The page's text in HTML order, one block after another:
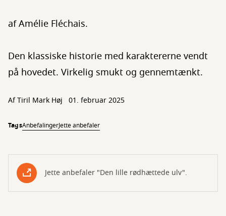
af Amélie Fléchais.
Den klassiske historie med karaktererne vendt
på hovedet. Virkelig smukt og gennemtænkt.
AfTiril Mark Høj 01. februar 2025
TagsAnbefalingerJette anbefaler
Jette anbefaler "Den lille rødhættede ulv".